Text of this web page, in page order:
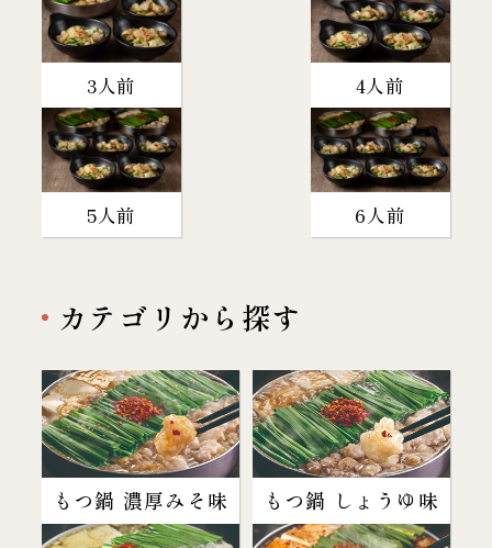
3人前 4人前
5人前 6人前
カテゴリから探す
もつ鍋 濃厚みそ味 もつ鍋 しょうゆ味